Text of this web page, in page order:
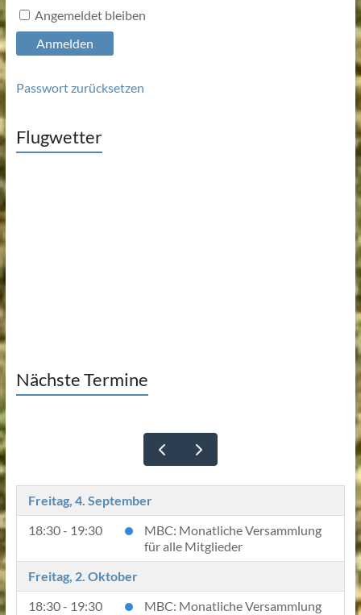
Angemeldet bleiben
Anmelden
Passwort zurücksetzen
Flugwetter
Nächste Termine
Freitag, 4. September
18:30 - 19:30
MBC: Monatliche Versammlung
für alle Mitglieder
Freitag, 2. Oktober
18:30 - 19:30
MBC: Monatliche Versammlung